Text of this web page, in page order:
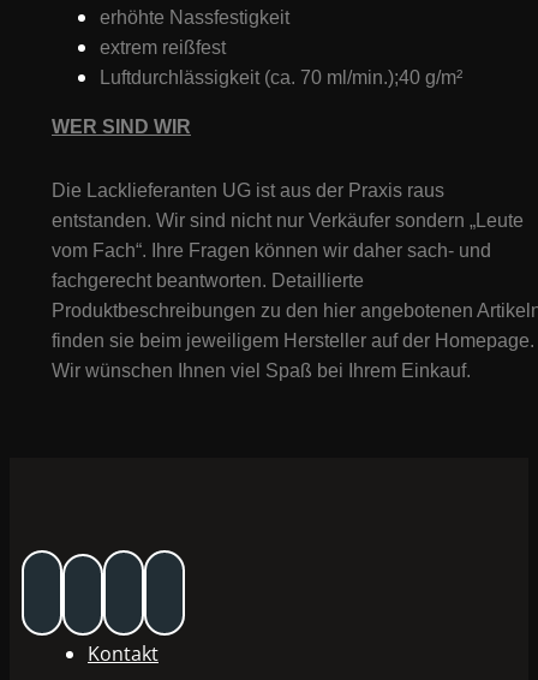
erhöhte Nassfestigkeit
extrem reißfest
Luftdurchlässigkeit (ca. 70 ml/min.);40 g/m²
WER SIND WIR
Die Lacklieferanten UG ist aus der Praxis raus
entstanden. Wir sind nicht nur Verkäufer sondern „Leute
vom Fach“. Ihre Fragen können wir daher sach- und
fachgerecht beantworten. Detaillierte
Produktbeschreibungen zu den hier angebotenen
finden sie beim jeweiligem Hersteller auf der Homepage.
Wir wünschen Ihnen viel Spaß bei Ihrem Einkauf.
Kontakt